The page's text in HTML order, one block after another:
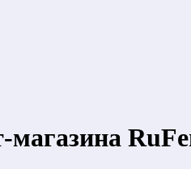
магазина